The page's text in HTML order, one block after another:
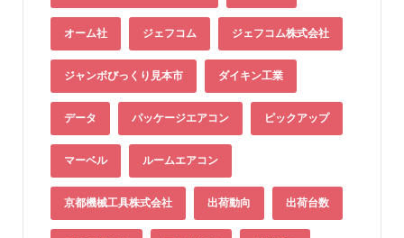
オーム社 ジェフコム ジェフコム株式会社
ジャンボびっくり見本市 ダイキン工業
データ パッケージエアコン ピックアップ
マーベル ルームエアコン
京都機械工具株式会社 出荷動向 出荷台数